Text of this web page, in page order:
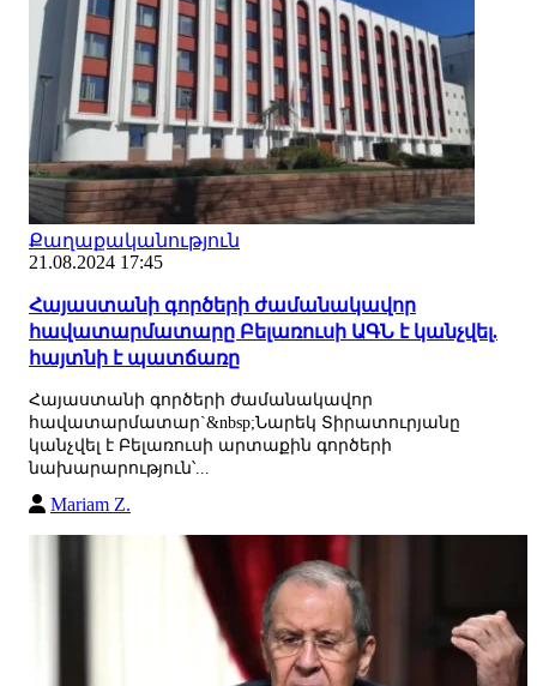
Քաղաքականություն
21.08.2024 17:45
Հայաստանի գործերի ժամանակավոր
հավատարմատարը Բելառուսի ԱԳՆ է կանչվել.
հայտնի է պատճառը
Հայաստանի գործերի ժամանակավոր
հավատարմատար`&nbsp;Նարեկ Տիրատուրյանը
կանչվել է Բելառուսի արտաքին գործերի
նախարարություն՝...
Mariam Z.